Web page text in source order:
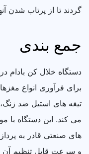
گردند تا از پرتاب شدن
جمع بندی
دستگاه خلال کن بادام
برای فرآوری انواع
تیغه های استیل ضد
می کند. این دستگاه با
و سرعت قابل تنظیم آن